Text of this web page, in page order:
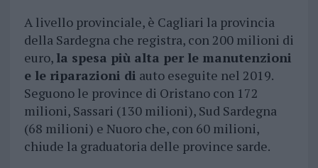
A livello provinciale, è Cagliari la provincia
della Sardegna che registra, con 200 milioni di
euro, la spesa più alta per le manutenzioni
e le riparazioni di auto eseguite nel 2019.
Seguono le province di Oristano con 172
milioni, Sassari (130 milioni), Sud Sardegna
(68 milioni) e Nuoro che, con 60 milioni,
chiude la graduatoria delle province sarde.